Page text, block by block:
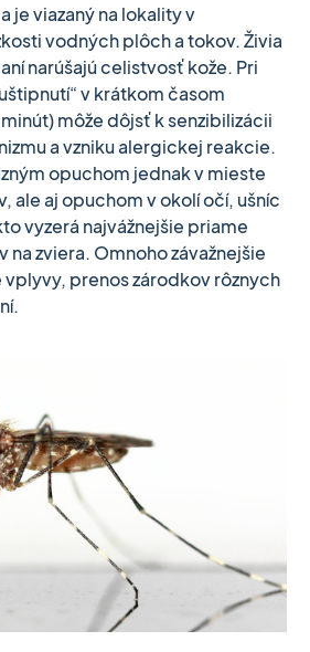
je viazaný na lokality v
vodných plôch a tokov. Živia
narúšajú celistvosť kože. Pri
v krátkom časom
môže dôjsť k senzibilizácii
a vzniku alergickej reakcie.
opuchom jednak v mieste
ale aj opuchom v okolí očí, ušníc
vyzerá najvážnejšie priame
zviera. Omnoho závažnejšie
prenos zárodkov rôznych